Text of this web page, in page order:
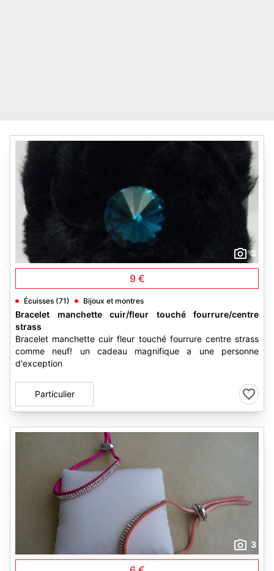
3
9 €
Écuisses (71) Bijoux et montres
Bracelet manchette cuir/fleur touché fourrure/centre
strass
Bracelet manchette cuir fleur touché fourrure centre strass
comme neuf! un cadeau magnifique a une personne
d'exception
Particulier
3